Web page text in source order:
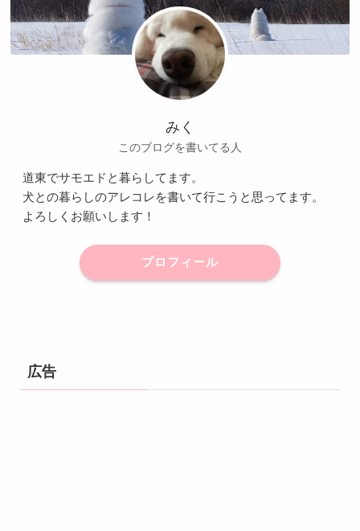
みく
このブログを書いてる人
道東でサモエドと暮らしてます。
犬との暮らしのアレコレを書いて行こうと思ってます。
よろしくお願いします！
プロフィール
広告